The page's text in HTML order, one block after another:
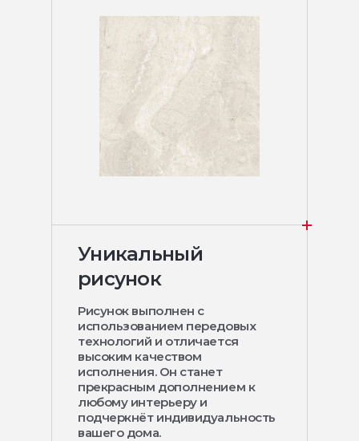
Уникальный
рисунок
Рисунок выполнен с
использованием передовых
технологий и отличается
высоким качеством
исполнения. Он станет
прекрасным дополнением к
любому интерьеру и
подчеркнёт индивидуальность
вашего дома.